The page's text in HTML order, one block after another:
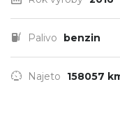
Palivo benzin
Najeto 158057